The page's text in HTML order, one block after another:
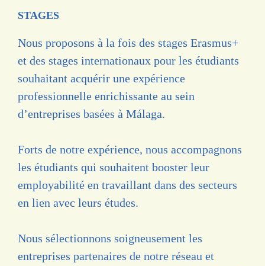
STAGES
Nous proposons à la fois des stages Erasmus+
et des stages internationaux pour les étudiants
souhaitant acquérir une expérience
professionnelle enrichissante au sein
d’entreprises basées à Málaga.
Forts de notre expérience, nous accompagnons
les étudiants qui souhaitent booster leur
employabilité en travaillant dans des secteurs
en lien avec leurs études.
Nous sélectionnons soigneusement les
entreprises partenaires de notre réseau et